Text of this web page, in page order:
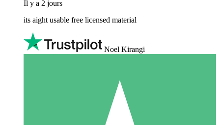
Il y a 2 jours
its aight usable free licensed material
Noel Kirangi